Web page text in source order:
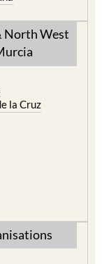
North West
la Cruz